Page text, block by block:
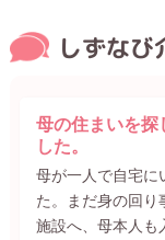
しずな
母の住まいを探
した。
母が一人で自宅に
た。まだ身の回り
施設へ、母本人も